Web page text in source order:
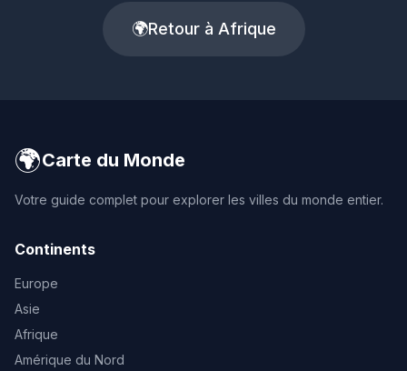
🌍Retour à Afrique
🌍Carte du Monde
Votre guide complet pour explorer les villes du monde entier.
Continents
Europe
Asie
Afrique
Amérique du Nord